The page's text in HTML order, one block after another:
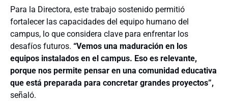
Para la Directora, este trabajo sostenido permitió
fortalecer las capacidades del equipo humano del
campus, lo que considera clave para enfrentar los
desafíos futuros. “Vemos una maduración en los
equipos instalados en el campus. Eso es relevante,
porque nos permite pensar en una comunidad educativa
que está preparada para concretar grandes proyectos”,
señaló.